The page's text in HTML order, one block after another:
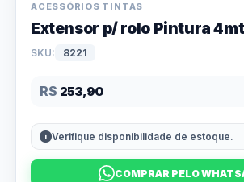
ACESSÓRIOS TINTAS
Extensor p/ rolo Pintura
SKU: 8221
R$ 253,90
Verifique disponibilidade de estoque.
COMPRAR PELO